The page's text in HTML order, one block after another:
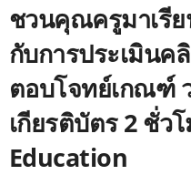
ชวนคุณครูมาเรี
กับการประเมินค
ตอบโจทย์เกณฑ์
เกียรติบัตร 2 ชั่ว
Education